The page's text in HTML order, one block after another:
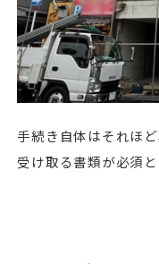
手続き自体はそれほ
受け取る書類が必須と